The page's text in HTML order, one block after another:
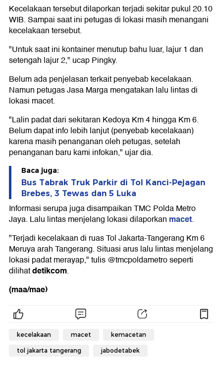
Kecelakaan tersebut dilaporkan terjadi sekitar pukul 20.10
WIB. Sampai saat ini petugas di lokasi masih menangani
kecelakaan tersebut.
"Untuk saat ini kontainer menutup bahu luar, lajur 1 dan
setengah lajur 2," ucap Pingky.
Belum ada penjelasan terkait penyebab kecelakaan.
Namun petugas Jasa Marga mengatakan lalu lintas di
lokasi macet.
"Lalin padat dari sekitaran Kedoya Km 4 hingga Km 6.
Belum dapat info lebih lanjut (penyebab kecelakaan)
karena masih penanganan oleh petugas, setelah
penanganan baru kami infokan," ujar dia.
Baca juga:
Bus Tabrak Truk Parkir di Tol Kanci-Pejagan
Brebes, 3 Tewas dan 5 Luka
Informasi serupa juga disampaikan TMC Polda Metro
Jaya. Lalu lintas menjelang lokasi dilaporkan macet.
"Terjadi kecelakaan di ruas Tol Jakarta-Tangerang Km 6
Meruya arah Tangerang. Situasi arus lalu lintas menjelang
lokasi padat merayap," tulis @tmcpoldametro seperti
dilihatdetikcom.
(maa/mae)
kecelakaan macet kemacetan
tol jakarta tangerang jabodetabek